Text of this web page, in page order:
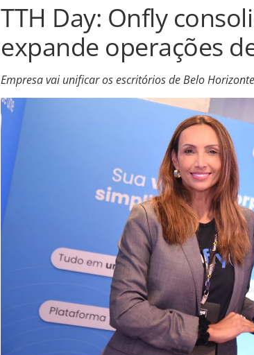
TTH Day: Onfly
expande operações
Empresa vai unificar os escritórios de Belo